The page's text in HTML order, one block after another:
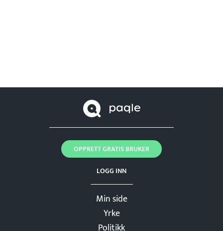
Min side
Yrke
LOGG INN
OPPRETT GRATIS BRUKER